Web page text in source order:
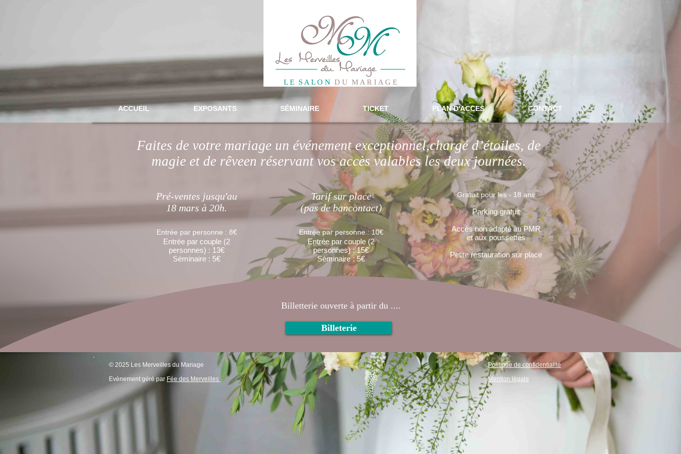
L E S A L O N D U M A R I A G E
ACCUEIL EXPOSANTS SÉMINAIRE TICKET PLAN D'ACCES CONTACT
Faites de votre mariage un événement exceptionnel,chargé d’étoiles, de
magie et de rêveen réservant vos accès valables les deux journées.
Pré-ventes jusqu'au
18 mars à 20h.
Entrée par personne : 8€
Entrée par couple (2
personnes) : 13€
Séminaire : 5€
Tarif sur place
(pas de bancontact)
Entrée par personne : 10€
Entrée par couple (2
personnes) : 15€
Séminaire : 5€
Gratuit pour les - 18 ans
Parking gratuit
Accès non adapté au PMR
et aux poussettes
Petite restauration sur place
Billetterie ouverte à partir du ....
Billeterie
© 2025 Les Merveilles du Mariage
Evènement géré par Fée des Merveilles
Politique de confidentialité
Mention légale